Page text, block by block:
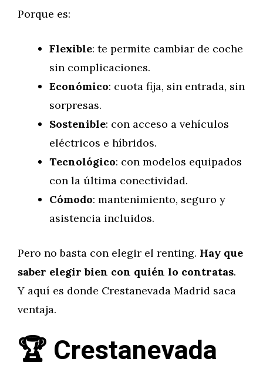
Porque es:
Flexible: te permite cambiar de coche
sin complicaciones.
Económico: cuota fija, sin entrada, sin
sorpresas.
Sostenible: con acceso a vehículos
eléctricos e híbridos.
Tecnológico: con modelos equipados
con la última conectividad.
Cómodo: mantenimiento, seguro y
asistencia incluidos.
Pero no basta con elegir el renting. Hay que
saber elegir bien con quién lo contratas.
Y aquí es donde Crestanevada Madrid saca
ventaja.
🏆 Crestanevada